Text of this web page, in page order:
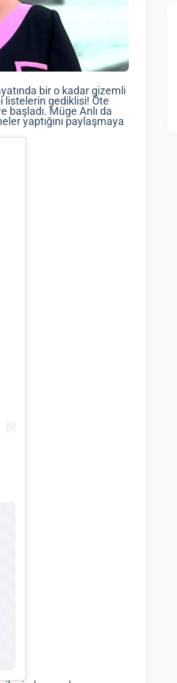
bir o kadar gizemli
listelerin gediklisi! Öte
başladı. Müge Anlı da
yaptığını paylaşmaya